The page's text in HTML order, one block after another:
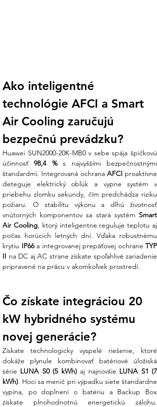
Ako inteligentné
technológie AFCI a Smart
Air Cooling zaručujú
bezpečnú prevádzku?
Huawei SUN2000-20K-MB0 v sebe spája špičkovú
účinnosť 98,4 % s najvyššími bezpečnostnými
štandardmi. Integrovaná ochrana AFCI proaktívne
deteguje elektrický oblúk a vypne systém v
priebehu zlomku sekundy, čím predchádza riziku
požiaru. O stabilitu výkonu a dlhú životnosť
vnútorných komponentov sa stará systém Smart
Air Cooling, ktorý inteligentne reguluje teplotu aj
počas horúcich letných dní. Vďaka robustnému
krytiu IP66 a integrovanej prepäťovej ochrane TYP
II na DC aj AC strane získate spoľahlivé zariadenie
pripravené na prácu v akomkoľvek prostredí.
Čo získate integráciou 20
kW hybridného systému
novej generácie?
Získate technologicky vyspelé riešenie, ktoré
dokáže plynule kombinovať batériové úložiská
série LUNA S0 (5 kWh) aj najnovšie LUNA S1 (7
kWh). Hoci sa menič pri výpadku siete štandardne
vypína, po doplnení o batériu a Backup Box
získate plnohodnotnú energetickú zálohu.